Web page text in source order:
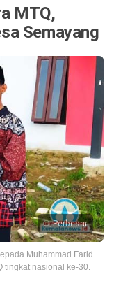
MTQ,
Semayang
Perbesar
Muhammad Farid
tingkat nasional ke-30.